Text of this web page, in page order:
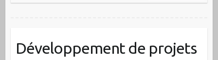
Développement de projets